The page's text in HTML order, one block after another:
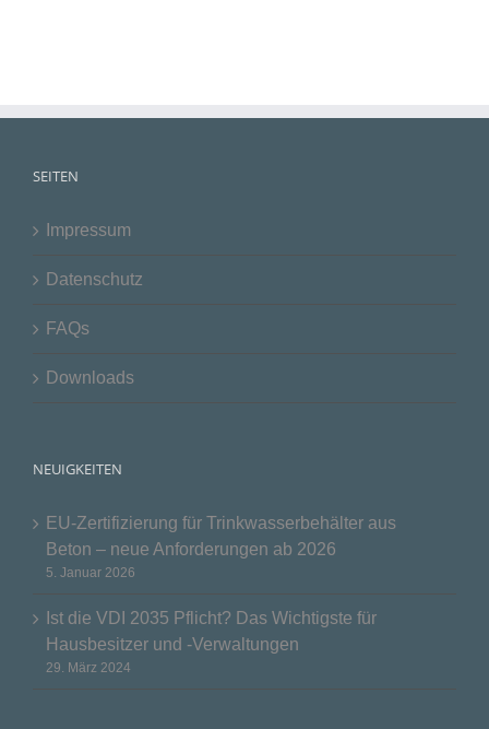
SEITEN
Impressum
Datenschutz
FAQs
Downloads
NEUIGKEITEN
EU-Zertifizierung für Trinkwasserbehälter aus
Beton – neue Anforderungen ab 2026
5. Januar 2026
Ist die VDI 2035 Pflicht? Das Wichtigste für
Hausbesitzer und -Verwaltungen
29. März 2024